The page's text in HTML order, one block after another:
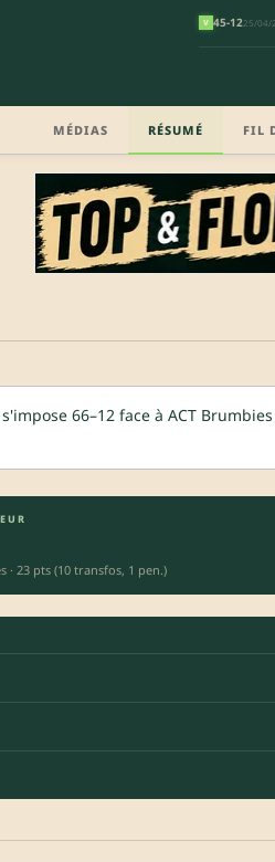
V 45-1225/04/
MÉDIAS RÉSUMÉ FIL
s'impose 66–12 face à ACT
23 pts (10 transfos, 1 pen.)